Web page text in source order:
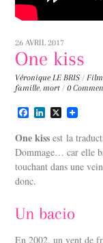
26 AVRIL 2017
One kiss
Véronique LE BRIS /
famille,mort / 0
F
c
e
b
o
o
k
L
n
k
e
d
X
One kiss est la
Dommage… car elle
touchant dans une
donc.
Un bacio
En 2002, un vent de